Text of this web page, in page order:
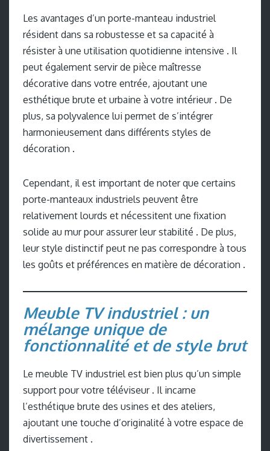
Les avantages d’un porte-manteau industriel
résident dans sa robustesse et sa capacité à
résister à une utilisation quotidienne intensive . Il
peut également servir de pièce maîtresse
décorative dans votre entrée, ajoutant une
esthétique brute et urbaine à votre intérieur . De
plus, sa polyvalence lui permet de s’intégrer
harmonieusement dans différents styles de
décoration .
Cependant, il est important de noter que certains
porte-manteaux industriels peuvent être
relativement lourds et nécessitent une fixation
solide au mur pour assurer leur stabilité . De plus,
leur style distinctif peut ne pas correspondre à tous
les goûts et préférences en matière de décoration .
Meuble TV industriel : un
mélange unique de
fonctionnalité et de style brut
Le meuble TV industriel est bien plus qu’un simple
support pour votre téléviseur . Il incarne
l’esthétique brute des usines et des ateliers,
ajoutant une touche d’originalité à votre espace de
divertissement .